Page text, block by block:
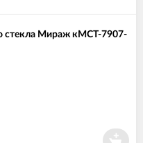
стекла Мираж кМСТ-7907-